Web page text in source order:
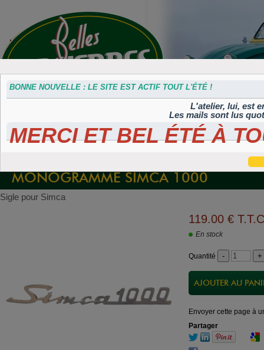
Accessoires
divers
Plaques 3D
Maillefaud et
Plaques
immatriculation
Plaques
autocollantes et
Plaques
peintes
BONNE NOUVELLE : LE SITE EST ACTIF TOUT L'ÉTÉ !
L'atelier, lui, est
Les mails sont lus
MERCI ET BEL ÉTÉ À
MONOGRAMME SIMCA 1000
Sigle pour Simca
119.00 €
En stock
Quantité
Envoyer cette page à
Partager